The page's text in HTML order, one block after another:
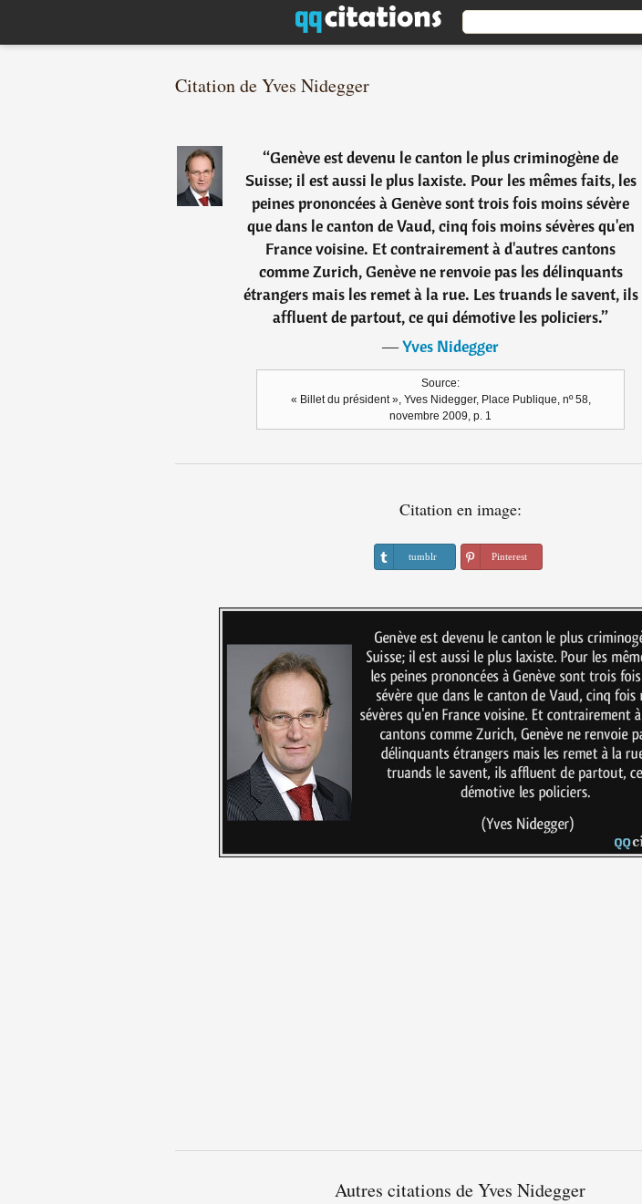
Citation de Yves Nidegger
“Genève est devenu le canton le plus criminogène de
Suisse; il est aussi le plus laxiste. Pour les mêmes faits, les
peines prononcées à Genève sont trois fois moins sévère
que dans le canton de Vaud, cinq fois moins sévères qu'en
France voisine. Et contrairement à d'autres cantons
comme Zurich, Genève ne renvoie pas les délinquants
étrangers mais les remet à la rue. Les truands le savent, ils
affluent de partout, ce qui démotive les policiers.”
―Yves Nidegger
Source:
« Billet du président », Yves Nidegger, Place Publique, nº 58,
novembre 2009, p. 1
Citation en image:
tumblr Pinterest
Autres citations de Yves Nidegger